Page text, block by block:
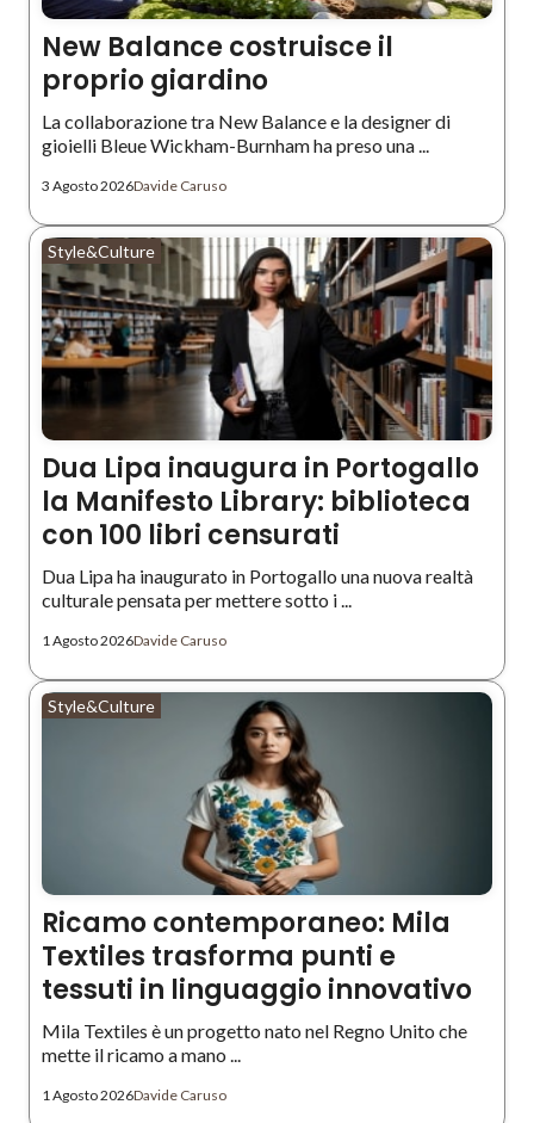
New Balance costruisce il
proprio giardino
La collaborazione tra New Balance e la designer di
gioielli Bleue Wickham-Burnham ha preso una ...
3 Agosto 2026Davide Caruso
Style&Culture
Dua Lipa inaugura in Portogallo
la Manifesto Library: biblioteca
con 100 libri censurati
Dua Lipa ha inaugurato in Portogallo una nuova realtà
culturale pensata per mettere sotto i ...
1 Agosto 2026Davide Caruso
Style&Culture
Ricamo contemporaneo: Mila
Textiles trasforma punti e
tessuti in linguaggio innovativo
Mila Textiles è un progetto nato nel Regno Unito che
mette il ricamo a mano ...
1 Agosto 2026Davide Caruso